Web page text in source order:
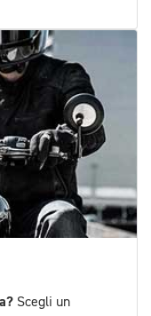
Scegli un